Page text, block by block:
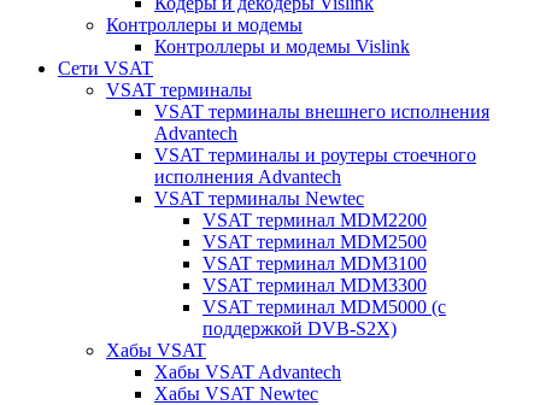
Контроллеры и модемы
Контроллеры и модемы Vislink
Сети VSAT
VSAT терминалы
VSAT терминалы внешнего исполнения
Advantech
VSAT терминалы и роутеры стоечного
исполнения Advantech
VSAT терминалы Newtec
VSAT терминал MDM2200
VSAT терминал MDM2500
VSAT терминал MDM3100
VSAT терминал MDM3300
VSAT терминал MDM5000 (с
поддержкой DVB-S2X)
Хабы VSAT
Хабы VSAT Advantech
Хабы VSAT Newtec